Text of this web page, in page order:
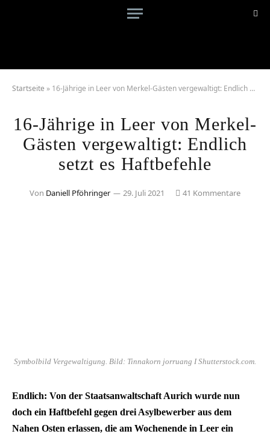
Startseite » 16-Jährige in Leer von Merkel-Gästen vergewaltigt: Endlich setzt es Haftbefehle
16-Jährige in Leer von Merkel-
Gästen vergewaltigt: Endlich
setzt es Haftbefehle
Von Daniell Pföhringer 29. Juli 2021 41 Kommentare
Symbolbild Vergewaltigung. Bild: Tinnakorn jorruang I Shutterstock.com.
Endlich: Von der Staatsanwaltschaft Aurich wurde nun
doch ein Haftbefehl gegen drei Asylbewerber aus dem
Nahen Osten erlassen, die am Wochenende in Leer ein